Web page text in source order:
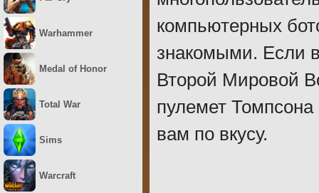
компьютерных
знакомыми. Если
Второй Мировой
пулемет
вам по вкусу.
Warhammer
Medal of Honor
Total War
Sims
Warcraft